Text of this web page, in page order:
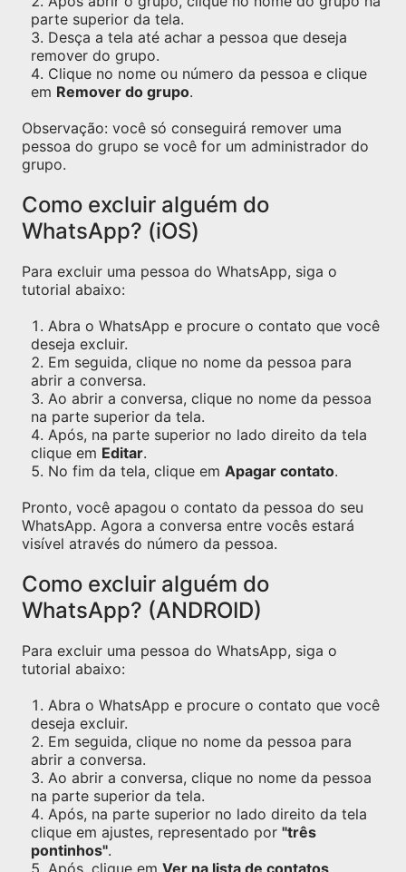
parte superior da tela.
Desça a tela até achar a pessoa que deseja
remover do grupo.
Clique no nome ou número da pessoa e clique
em Remover do grupo.
Observação: você só conseguirá remover uma
pessoa do grupo se você for um administrador do
grupo.
Como excluir alguém do
WhatsApp? (iOS)
Para excluir uma pessoa do WhatsApp, siga o
tutorial abaixo:
Abra o WhatsApp e procure o contato que você
deseja excluir.
Em seguida, clique no nome da pessoa para
abrir a conversa.
Ao abrir a conversa, clique no nome da pessoa
na parte superior da tela.
Após, na parte superior no lado direito da tela
clique em Editar.
No fim da tela, clique em Apagar contato.
Pronto, você apagou o contato da pessoa do seu
WhatsApp. Agora a conversa entre vocês estará
visível através do número da pessoa.
Como excluir alguém do
WhatsApp? (ANDROID)
Para excluir uma pessoa do WhatsApp, siga o
tutorial abaixo:
Abra o WhatsApp e procure o contato que você
deseja excluir.
Em seguida, clique no nome da pessoa para
abrir a conversa.
Ao abrir a conversa, clique no nome da pessoa
na parte superior da tela.
Após, na parte superior no lado direito da tela
clique em ajustes, representado por "três
pontinhos".
Após, clique em Ver na lista de contatos.